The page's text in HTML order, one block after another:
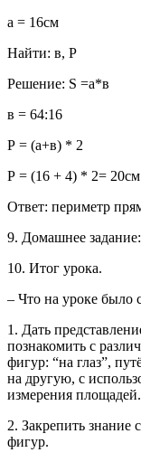
а = 16см
Найти: в, Р
Решение: S =а*в
в = 64:16
Р = (а+в) * 2
Р = (16 + 4) * 2= 20см
Ответ: периметр
9. Домашнее
10. Итог урока.
– Что на уроке
1. Дать
познакомить с
фигур: “на глаз”,
на другую, с
измерения площадей.
2. Закрепить знание
фигур.